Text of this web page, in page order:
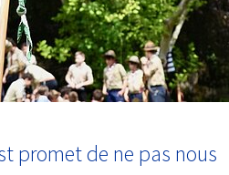
promet de ne pas nous